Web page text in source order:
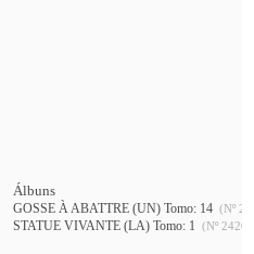
Álbuns
GOSSE À ABATTRE (UN) Tomo: 14 (Nº
STATUE VIVANTE (LA) Tomo: 1 (Nº 2420